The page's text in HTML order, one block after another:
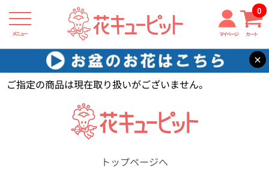
メニュー マイページ カート
0
×
花キューピット 【】
ご指定の商品は現在取り扱いがございません。
トップページへ